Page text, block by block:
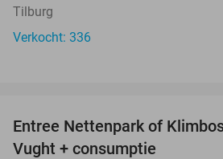
Tilburg
Verkocht: 336
Entree Nettenpark of
Vught + consumptie